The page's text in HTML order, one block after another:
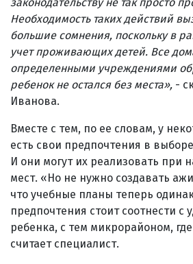
Необходимость таких действий
большие сомнения, поскольку в
учет проживающих детей. Все
определенными учреждениями
ребенок не остался без места», -
Иванова.
Вместе с тем, по ее словам, у
есть свои предпочтения в
И они могут их реализовать при
мест. «Но не нужно создавать
что учебные планы теперь
предпочтения стоит соотнести с
ребенка, с тем микрорайоном,
считает специалист.